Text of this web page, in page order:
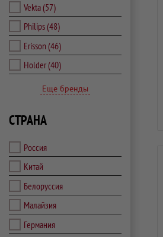
Vekta(57)
Philips(48)
Erisson (46)
Holder(40)
Еще бренды
СТРАНА
Россия
Китай
Белоруссия
Малайзия
Германия